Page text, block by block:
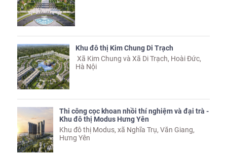
Khu đô thị Kim Chung Di Trạch
Xã Kim Chung và Xã Di Trạch, Hoài Đức,
Hà Nội
Thi công cọc khoan nhồi thí nghiệm và đại trà -
Khu đô thị Modus Hưng Yên
Khu đô thị Modus, xã Nghĩa Trụ, Văn Giang,
Hưng Yên